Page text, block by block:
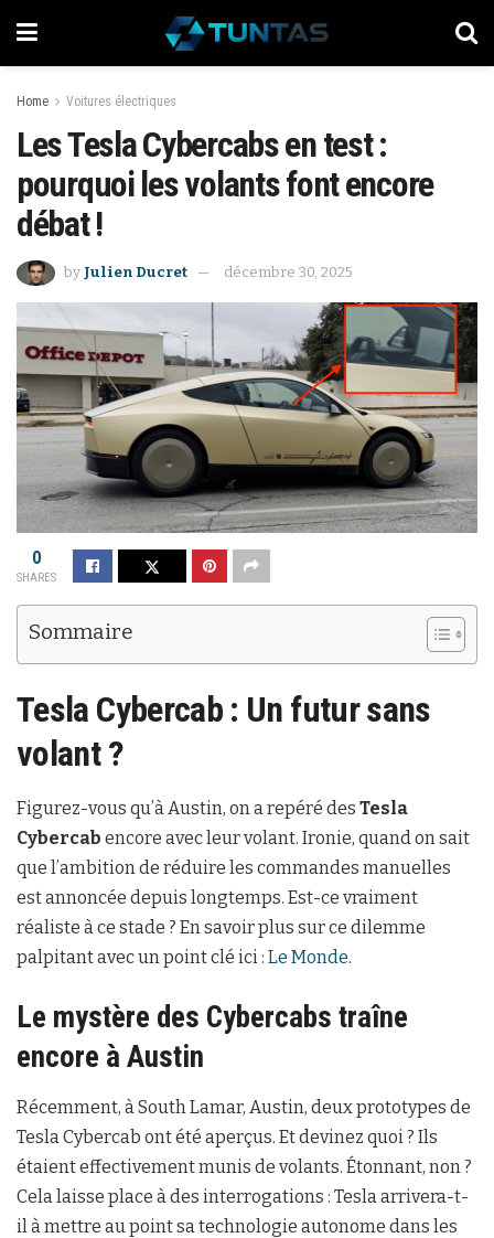
Home Voitures électriques
Les Tesla Cybercabs en test :
pourquoi les volants font encore
débat !
by Julien Ducret décembre 30, 2025
0
SHARES
Sommaire
Tesla Cybercab : Un futur sans
volant ?
Figurez-vous qu’à Austin, on a repéré des Tesla
Cybercab encore avec leur volant. Ironie, quand on sait
que l’ambition de réduire les commandes manuelles
est annoncée depuis longtemps. Est-ce vraiment
réaliste à ce stade ? En savoir plus sur ce dilemme
palpitant avec un point clé ici : Le Monde.
Le mystère des Cybercabs traîne
encore à Austin
Récemment, à South Lamar, Austin, deux prototypes de
Tesla Cybercab ont été aperçus. Et devinez quoi ? Ils
étaient effectivement munis de volants. Étonnant, non ?
Cela laisse place à des interrogations : Tesla arrivera-t-
il à mettre au point sa technologie autonome dans les